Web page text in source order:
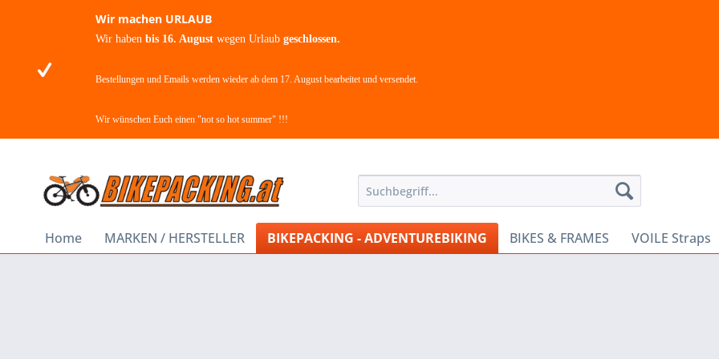
Wir machen URLAUB
Wir habenbis 16. Augustwegen Urlaubgeschlossen.
Bestellungen und Emails werden wieder ab dem 17. August bearbeitet und versendet.
Wir wünschen Euch einen "not so hot summer" !!!
Home MARKEN / HERSTELLER BIKEPACKING - ADVENTUREBIKING BIKES & FRAMES VOILE Straps